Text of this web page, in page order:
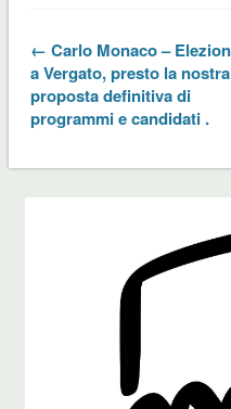
← Carlo Monaco –
a Vergato, presto la nostra
proposta definitiva di
programmi e candidati .